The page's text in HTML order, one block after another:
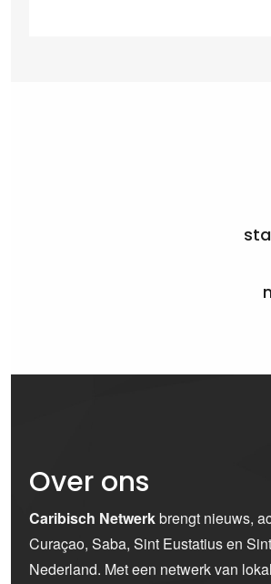
Over ons
Caribisch Netwerkbrengt nieuws,
Curaçao, Saba, Sint Eustatius en
Nederland. Met een netwerk van